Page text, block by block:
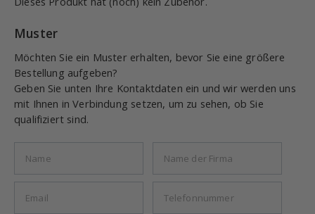
Muster
Möchten Sie ein Muster erhalten, bevor Sie eine größere
Bestellung aufgeben?
Geben Sie unten Ihre Kontaktdaten ein und wir werden uns
mit Ihnen in Verbindung setzen, um zu sehen, ob Sie
qualifiziert sind.